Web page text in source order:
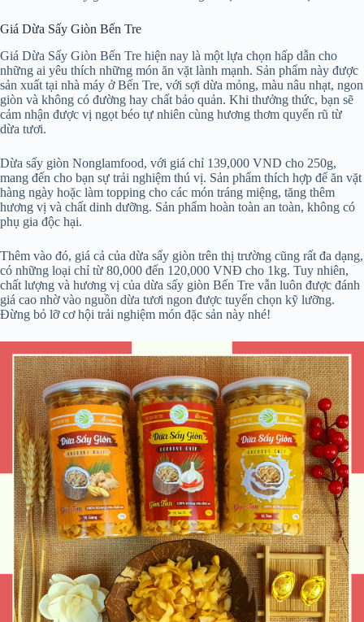
Giá Dừa Sấy Giòn Bến Tre
Giá Dừa Sấy Giòn Bến Tre hiện nay là một lựa chọn hấp dẫn cho
những ai yêu thích những món ăn vặt lành mạnh. Sản phẩm này được
sản xuất tại nhà máy ở Bến Tre, với sợi dừa mỏng, màu nâu nhạt, ngon
giòn và không có đường hay chất bảo quản. Khi thưởng thức, bạn sẽ
cảm nhận được vị ngọt béo tự nhiên cùng hương thơm quyến rũ từ
dừa tươi.
Dừa sấy giòn Nonglamfood, với giá chỉ 139,000 VND cho 250g,
mang đến cho bạn sự trải nghiệm thú vị. Sản phẩm thích hợp để ăn vặt
hàng ngày hoặc làm topping cho các món tráng miệng, tăng thêm
hương vị và chất dinh dưỡng. Sản phẩm hoàn toàn an toàn, không có
phụ gia độc hại.
Thêm vào đó, giá cả của dừa sấy giòn trên thị trường cũng rất đa dạng,
có những loại chỉ từ 80,000 đến 120,000 VNĐ cho 1kg. Tuy nhiên,
chất lượng và hương vị của dừa sấy giòn Bến Tre vẫn luôn được đánh
giá cao nhờ vào nguồn dừa tươi ngon được tuyển chọn kỹ lưỡng.
Đừng bỏ lỡ cơ hội trải nghiệm món đặc sản này nhé!